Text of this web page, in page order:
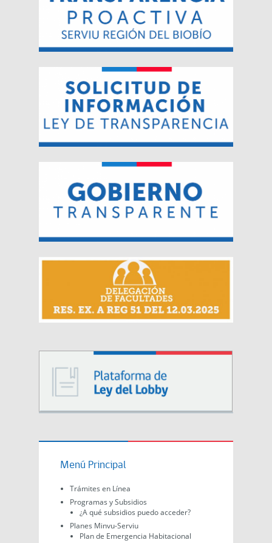
Menú Principal
Trámites en Línea
Programas y Subsidios
¿A qué subsidios puedo acceder?
Planes Minvu-Serviu
Plan de Emergencia Habitacional